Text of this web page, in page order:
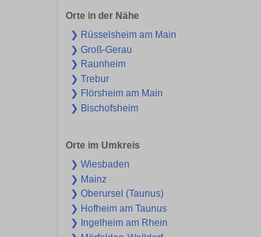
Orte in der Nähe
❯ Rüsselsheim am Main
❯ Groß-Gerau
❯ Raunheim
❯ Trebur
❯ Flörsheim am Main
❯ Bischofsheim
Orte im Umkreis
❯ Wiesbaden
❯ Mainz
❯ Oberursel (Taunus)
❯ Hofheim am Taunus
❯ Ingelheim am Rhein